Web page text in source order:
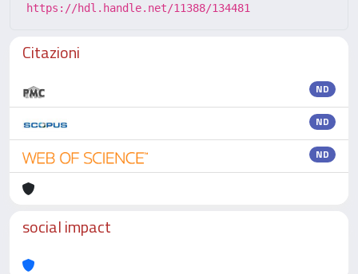
https://hdl.handle.net/11388/134481
Citazioni
ND
ND
ND
social impact